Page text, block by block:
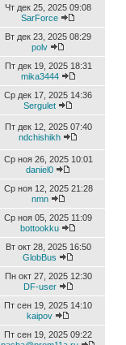
Чт дек 25, 2025 09:08
SarForce
Вт дек 23, 2025 08:29
polv
Пт дек 19, 2025 18:31
mika3444
Ср дек 17, 2025 14:36
Sergulet
Пт дек 12, 2025 07:40
ndchishikh
Ср ноя 26, 2025 10:01
daniel0
Ср ноя 12, 2025 21:28
nmn
Ср ноя 05, 2025 11:09
bottookku
Вт окт 28, 2025 16:50
GlobBus
Пн окт 27, 2025 12:30
DF-user
Пт сен 19, 2025 14:10
kaipov
Пт сен 19, 2025 09:22